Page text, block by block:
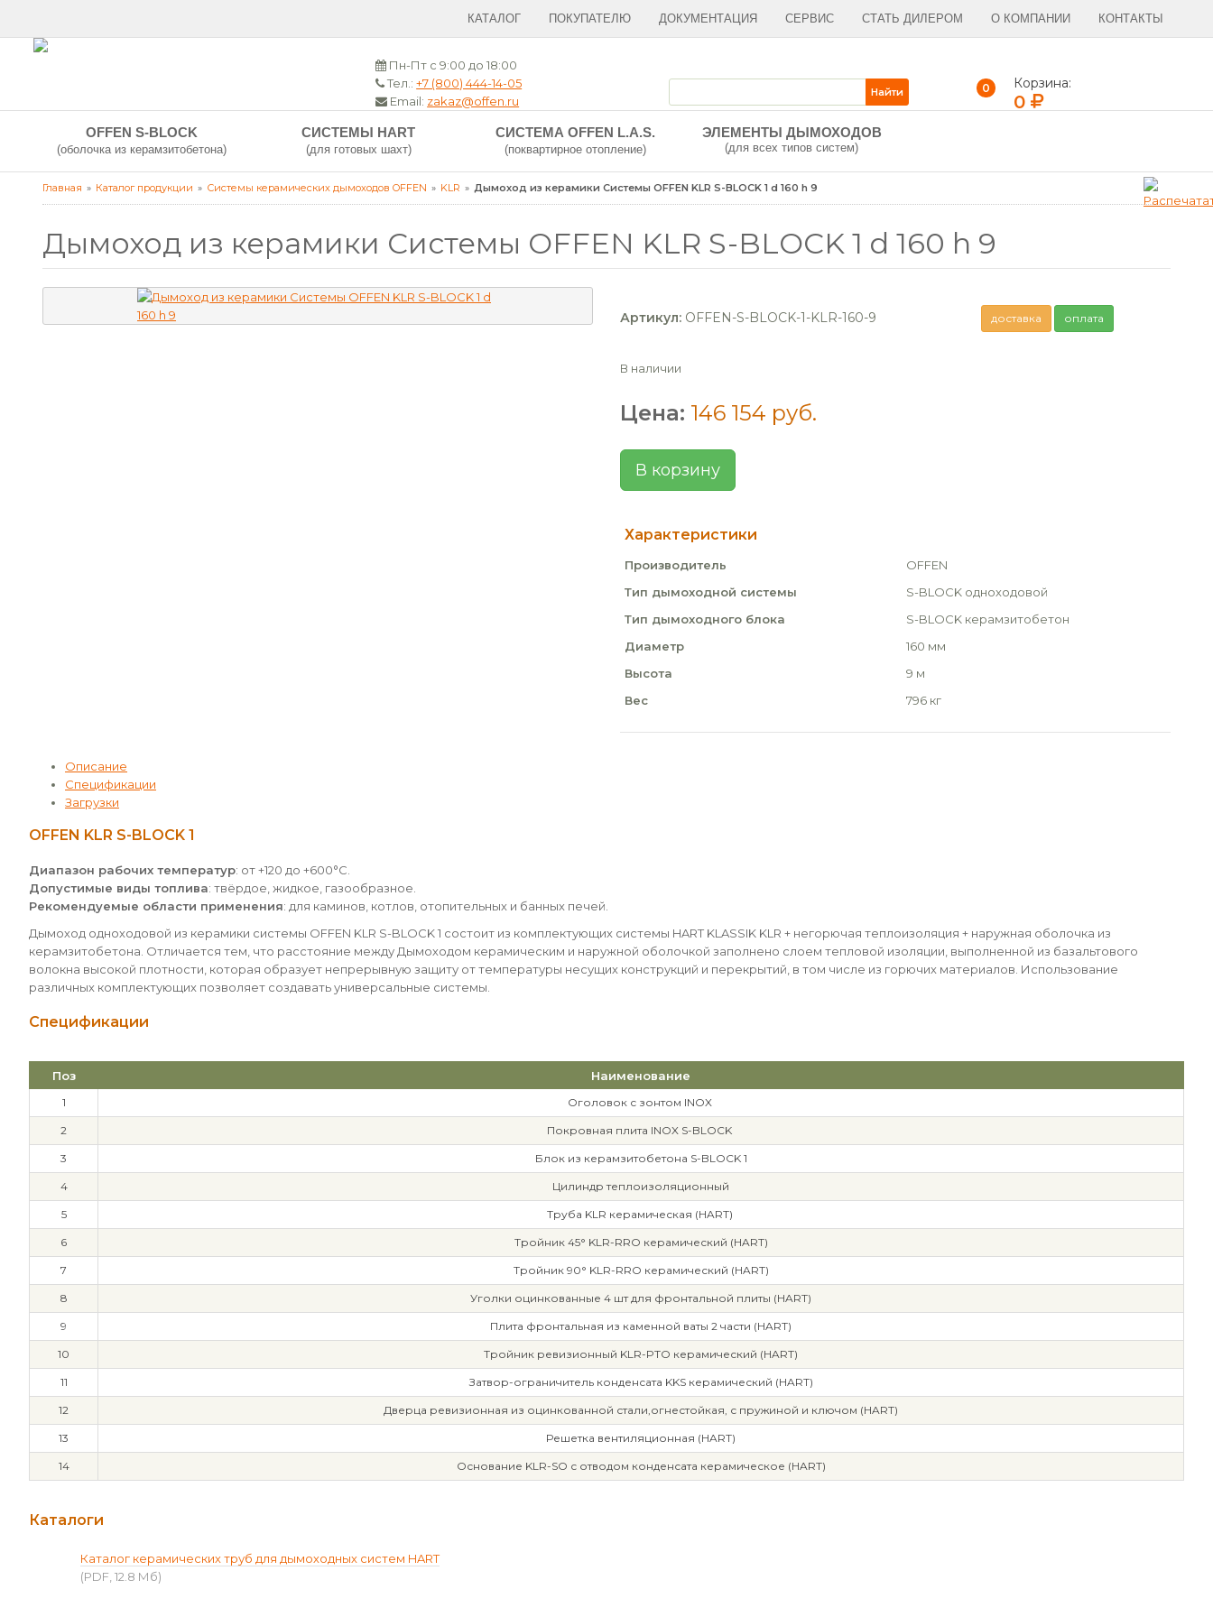
КАТАЛОГ ПОКУПАТЕЛЮ ДОКУМЕНТАЦИЯ СЕРВИС СТАТЬ ДИЛЕРОМ О КОМПАНИИ КОНТАКТЫ
Пн-Пт с 9:00 до 18:00
Тел.:+7 (800) 444-14-05
Email: zakaz@offen.ru
0 Корзина:
0
OFFEN S-BLOCK
(оболочка из керамзитобетона)
СИСТЕМЫ HART
(для готовых шахт)
СИСТЕМА OFFEN L.A.S.
(поквартирное отопление)
ЭЛЕМЕНТЫ ДЫМОХОДОВ
(для всех типов систем)
Главная Каталог продукции Системы керамических дымоходов OFFEN KLR Дымоход из керамики Системы OFFEN KLR S-BLOCK 1 d 160 h 9
Дымоход из керамики Системы OFFEN KLR S-BLOCK 1 d 160 h 9
Артикул: OFFEN-S-BLOCK-1-KLR-160-9 доставка оплата
В наличии
Цена: 146 154 руб.
В корзину
Характеристики
Производитель
OFFEN
Тип дымоходной системы
S-BLOCK одноходовой
Тип дымоходного блока
S-BLOCK керамзитобетон
Диаметр
160 мм
Высота
9 м
Вес
796 кг
Описание
Спецификации
Загрузки
OFFEN KLR S-BLOCK 1
Диапазон рабочих температур: от +120 до +600°С.
Допустимые виды топлива: твёрдое, жидкое, газообразное.
Рекомендуемые области применения: для каминов, котлов, отопительных и банных печей.
Дымоход одноходовой из керамики системы OFFEN KLR S-BLOCK 1 состоит из комплектующих системы HART KLASSIK KLR + негорючая теплоизоляция + наружная оболочка из
керамзитобетона. Отличается тем, что расстояние между Дымоходом керамическим и наружной оболочкой заполнено слоем тепловой изоляции, выполненной из базальтового
волокна высокой плотности, которая образует непрерывную защиту от температуры несущих конструкций и перекрытий, в том числе из горючих материалов. Использование
различных комплектующих позволяет создавать универсальные системы.
Спецификации
Поз Наименование
1 Оголовок с зонтом INOX
2 Покровная плита INOX S-BLOCK
3 Блок из керамзитобетона S-BLOCK 1
4 Цилиндр теплоизоляционный
5 Труба KLR керамическая (HART)
6 Тройник 45° KLR-RRO керамический (HART)
7 Тройник 90° KLR-RRO керамический (HART)
8 Уголки оцинкованные 4 шт для фронтальной плиты (HART)
9 Плита фронтальная из каменной ваты 2 части (HART)
10 Тройник ревизионный KLR-PTO керамический (HART)
11 Затвор-ограничитель конденсата KKS керамический (HART)
12 Дверца ревизионная из оцинкованной стали,огнестойкая, с пружиной и ключом (HART)
13 Решетка вентиляционная (HART)
14 Основание KLR-SO с отводом конденсата керамическое (HART)
Каталоги
Каталог керамических труб для дымоходных систем HART
(PDF, 12.8 Мб)